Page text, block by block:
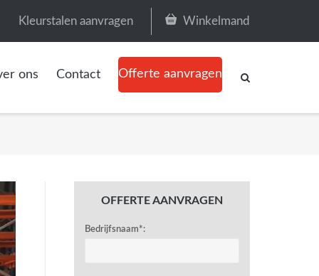
Kleurstalen aanvragen Winkelmand
ons Contact Offerte aanvragen
OFFERTE AANVRAGEN
Bedrijfsnaam*: